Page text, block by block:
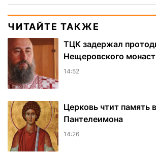
ЧИТАЙТЕ ТАКЖЕ
ТЦК задержал
Нещеровского
14:52
Церковь чтит память
Пантелеимона
14:26